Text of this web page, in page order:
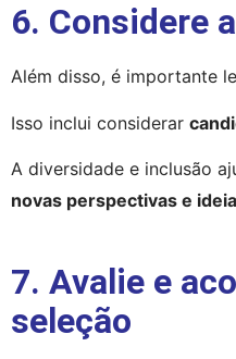
6. Considere
Além disso, é importante
Isso inclui considerar
A diversidade e inclusão
novas perspectivas e
7. Avalie e
seleção